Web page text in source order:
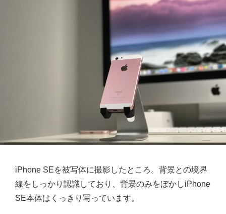
iPhone SEを被写体に撮影したところ。背景との境界
線をしっかり認識しており、背景のみをぼかしiPhone
SE本体はくっきり写っています。